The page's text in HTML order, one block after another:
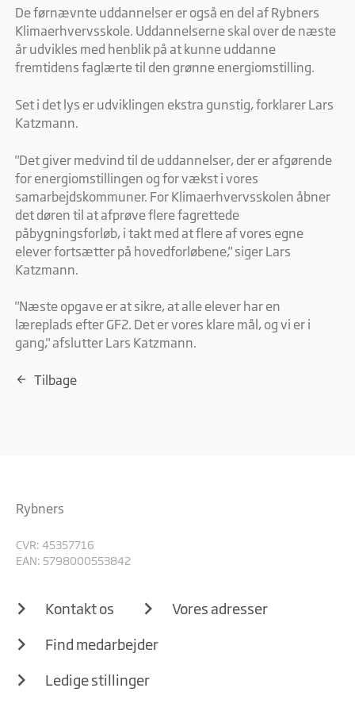
Statistiske cookies giver hjemmesideejere indsigt i brugernes
interaktion med hjemmesiden, ved at indsamle og rapportere
oplysninger anonymt.
Marketing
websites. Hensigten er at vise annoncer, der er relevante og
engagerende for den enkelte bruger, og dermed mere
De førnævnte uddannelser er også en del af Rybners
Klimaerhvervsskole. Uddannelserne skal over de næste
år udvikles med henblik på at kunne uddanne
fremtidens faglærte til den grønne energiomstilling.
Set i det lys er udviklingen ekstra gunstig, forklarer Lars
Katzmann.
"Det giver medvind til de uddannelser, der er afgørende
for energiomstillingen og for vækst i vores
samarbejdskommuner. For Klimaerhvervsskolen åbner
det døren til at afprøve flere fagrettede
påbygningsforløb, i takt med at flere af vores egne
elever fortsætter på hovedforløbene," siger Lars
Katzmann.
"Næste opgave er at sikre, at alle elever har en
læreplads efter GF2. Det er vores klare mål, og vi er i
gang," afslutter Lars Katzmann.
Tilbage
Rybners
CVR: 45357716
EAN: 5798000553842
Kontakt os Vores adresser
Find medarbejder
Ledige stillinger